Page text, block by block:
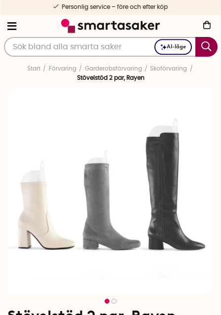
AI-läge
Personlig service – före och efter köp
Start Förvaring Garderobsförvaring
Skoförvaring
Stövelstöd 2 par, Rayen